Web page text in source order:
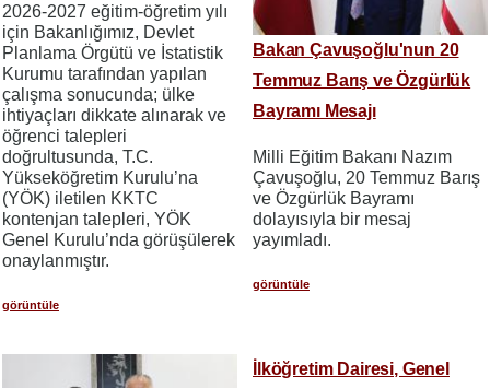
2026-2027 eğitim-öğretim yılı
için Bakanlığımız, Devlet
Planlama Örgütü ve İstatistik
Kurumu tarafından yapılan
çalışma sonucunda; ülke
ihtiyaçları dikkate alınarak ve
öğrenci talepleri
doğrultusunda, T.C.
Yükseköğretim Kurulu’na
(YÖK) iletilen KKTC
kontenjan talepleri, YÖK
Genel Kurulu’nda görüşülerek
onaylanmıştır.
görüntüle
Bakan Çavuşoğlu'nun 20
Temmuz Barış ve Özgürlük
Bayramı Mesajı
Milli Eğitim Bakanı Nazım
Çavuşoğlu, 20 Temmuz Barış
ve Özgürlük Bayramı
dolayısıyla bir mesaj
yayımladı.
görüntüle
İlköğretim Dairesi, Genel